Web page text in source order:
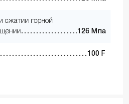
сжатии горной
126 Мпа
100 F